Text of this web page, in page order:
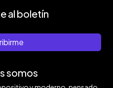
al boletín
somos